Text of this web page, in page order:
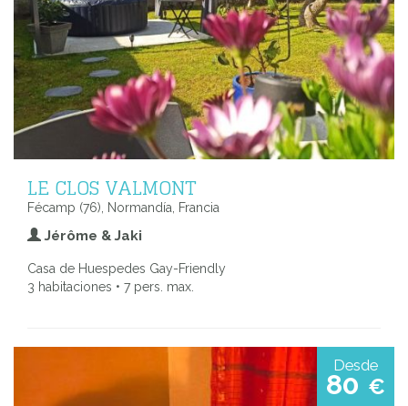
LE CLOS VALMONT
Fécamp (76), Normandía, Francia
Jérôme & Jaki
Casa de Huespedes Gay-Friendly
3 habitaciones • 7 pers. max.
Desde
80 €